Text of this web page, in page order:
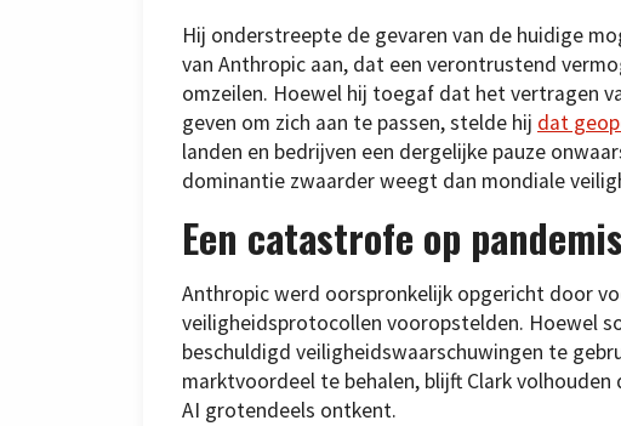
Hij onderstreepte de gevaren van de huidige
van Anthropic aan, dat een verontrustend
omzeilen. Hoewel hij toegaf dat het vertragen
geven om zich aan te passen, stelde hij dat
landen en bedrijven een dergelijke pauze
dominantie zwaarder weegt dan mondiale
Een catastrofe op
Anthropic werd oorspronkelijk opgericht door
veiligheidsprotocollen vooropstelden. Hoewel
beschuldigd veiligheidswaarschuwingen te
marktvoordeel te behalen, blijft Clark
AI grotendeels ontkent.